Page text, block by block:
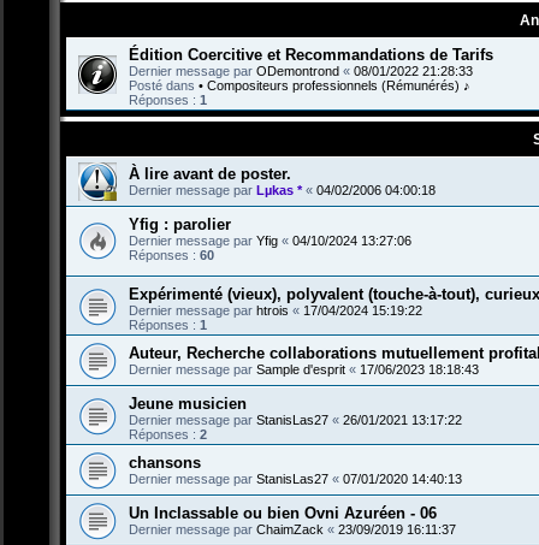
Édition Coercitive et Recommandations de Tarifs
Dernier message par ODemontrond « 08/01/2022 21:28:33
Posté dans • Compositeurs professionnels (Rémunérés) ♪
Réponses : 1
À lire avant de poster.
Dernier message par Lµkas *« 04/02/2006 04:00:18
Yfig : parolier
Dernier message par Yfig « 04/10/2024 13:27:06
Réponses : 60
Expérimenté (vieux), polyvalent (touche-à-tout),
Dernier message par htrois « 17/04/2024 15:19:22
Réponses : 1
Auteur, Recherche collaborations mutuellement
Dernier message par Sample d'esprit « 17/06/2023 18:18:43
Jeune musicien
Dernier message par StanisLas27 « 26/01/2021 13:17:22
Réponses : 2
chansons
Dernier message par StanisLas27 « 07/01/2020 14:40:13
Un Inclassable ou bien Ovni Azuréen - 06
Dernier message par ChaimZack « 23/09/2019 16:11:37